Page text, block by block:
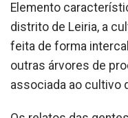
Elemento
distrito de Leiria, a
feita de forma
outras árvores de
associada ao cultivo